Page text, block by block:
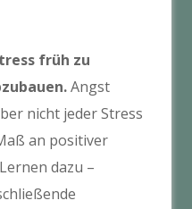
früh zu
Angst
nicht jeder Stress
an positiver
dazu –